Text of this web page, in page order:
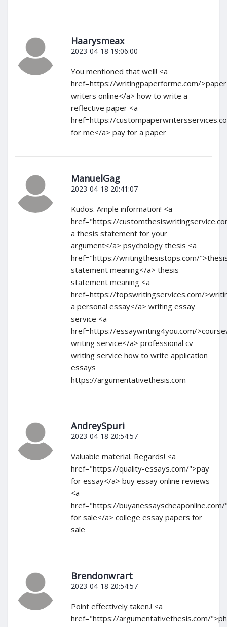
Haarysmeax
2023-04-18 19:06:00
You mentioned that well! <a
href=https://writingpaperforme.com/>paper
writers online</a> how to write a
reflective paper <a
href=https://
for me</a> pay for a paper
ManuelGag
2023-04-18 20:41:07
Kudos. Ample information! <a
href="https://
a thesis statement for your
argument</a> psychology thesis <a
href="https://writingthesistops.com/
statement meaning</a> thesis
statement meaning <a
href=https://topswritingservices.com/
a personal essay</a> writing essay
service <a
href=https://essaywriting4you.com/
writing service</a> professional cv
writing service how to write application
essays
https://argumentativethesis.com
AndreySpuri
2023-04-18 20:54:57
Valuable material. Regards! <a
href="https://quality-essays.com/">pay
for essay</a> buy essay online reviews
<a
href="https://
for sale</a> college essay papers for
sale
Brendonwrart
2023-04-18 20:54:57
Point effectively taken.! <a
href="https://argumentativethesis.com/